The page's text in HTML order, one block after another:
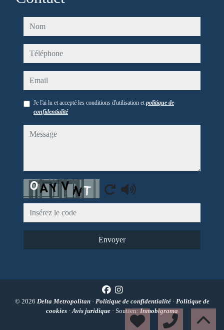
nom
téléphone
email
Je l'ai lu et accepté les conditions d'utilisation etpolitique de
confidentialité
message
Captcha
Envoyer
© 2026 Delta Metropolitan · Politique de confidentialité · Politique de
cookies ·Avis juridique · Soutien:Inmobigrama